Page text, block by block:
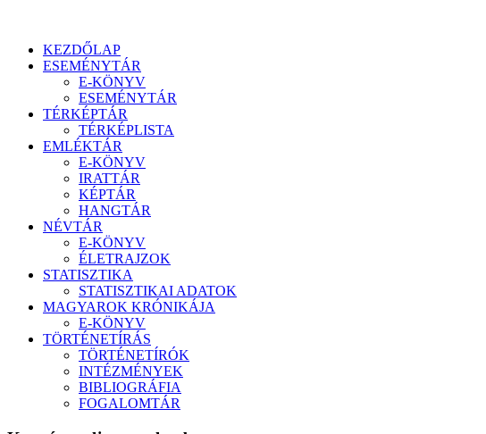
KEZDŐLAP
ESEMÉNYTÁR
E-KÖNYV
ESEMÉNYTÁR
TÉRKÉPTÁR
TÉRKÉPLISTA
EMLÉKTÁR
E-KÖNYV
IRATTÁR
KÉPTÁR
HANGTÁR
NÉVTÁR
E-KÖNYV
ÉLETRAJZOK
STATISZTIKA
STATISZTIKAI ADATOK
MAGYAROK KRÓNIKÁJA
E-KÖNYV
TÖRTÉNETÍRÁS
TÖRTÉNETÍRÓK
INTÉZMÉNYEK
BIBLIOGRÁFIA
FOGALOMTÁR